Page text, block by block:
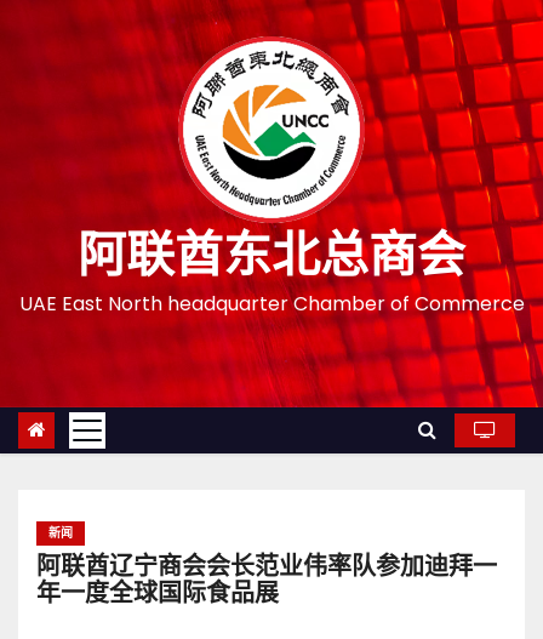
阿联酋东北总商会
UAE East North headquarter Chamber of Commerce
新闻
阿联酋辽宁商会会长范业伟率队参加迪拜一
年一度全球国际食品展